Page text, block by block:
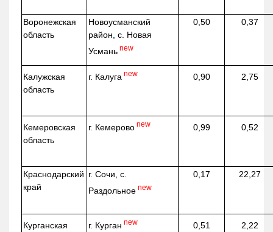
Воронежская
область
Новоусманский
район, с. Новая
Усмань new
0,50 0,37
Калужская
область
г. Калуга new 0,90 2,75
Кемеровская
область
г. Кемерово new 0,99 0,52
Краснодарский
край
г. Сочи, с.
Раздольное new
0,17 22,27
Курганская
г. Курган new 0,51 2,22